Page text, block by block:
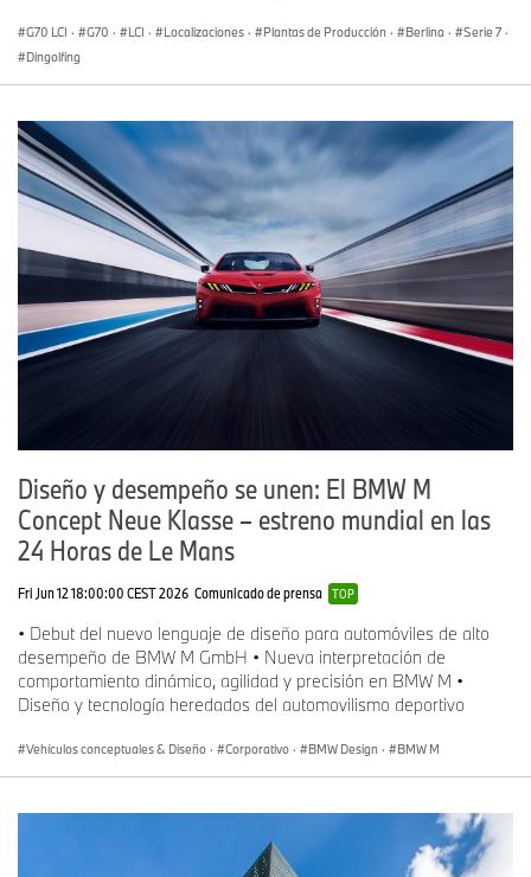
G70 LCI · G70 · LCI · Localizaciones · Plantas de Producción · Berlina · Serie 7 ·
Dingolfing
Diseño y desempeño se unen: El BMW M
Concept Neue Klasse – estreno mundial en las
24 Horas de Le Mans
Fri Jun 12 18:00:00 CEST 2026 Comunicado de prensa TOP
• Debut del nuevo lenguaje de diseño para automóviles de alto
desempeño de BMW M GmbH • Nueva interpretación de
comportamiento dinámico, agilidad y precisión en BMW M •
Diseño y tecnología heredados del automovilismo deportivo
Vehículos conceptuales & Diseño · Corporativo · BMW Design · BMW M